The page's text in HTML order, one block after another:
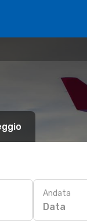
Andata
Data